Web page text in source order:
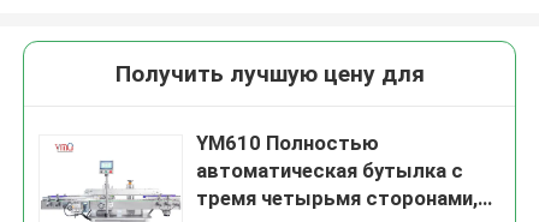
Получить лучшую цену для
YM610 Полностью
автоматическая бутылка с
тремя четырьмя сторонами,